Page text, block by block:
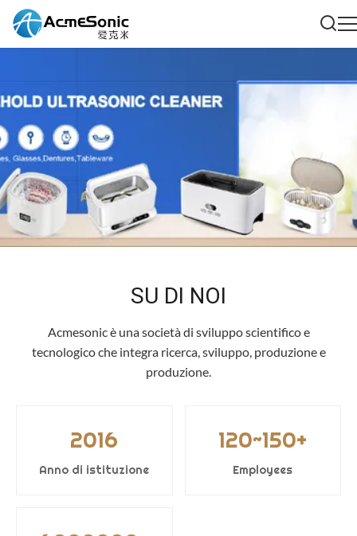
SU DI NOI
Acmesonic è una società di sviluppo scientifico e
tecnologico che integra ricerca, sviluppo, produzione e
produzione.
2016
Anno di istituzione
120~150+
Employees